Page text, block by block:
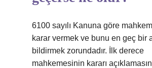
6100 sayılı Kanuna göre
karar vermek ve bunu en geç bir
bildirmek zorundadır. İlk derece
mahkemesinin kararı